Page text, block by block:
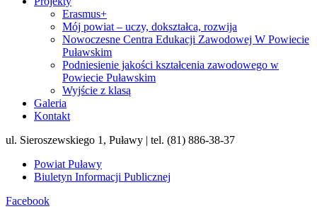
Erasmus+
Mój powiat – uczy, dokształca, rozwija
Nowoczesne Centra Edukacji Zawodowej W Powiecie
Puławskim
Podniesienie jakości kształcenia zawodowego w
Powiecie Puławskim
Wyjście z klasą
Galeria
Kontakt
ul. Sieroszewskiego 1, Puławy | tel. (81) 886-38-37
Powiat Puławy
Biuletyn Informacji Publicznej
Facebook